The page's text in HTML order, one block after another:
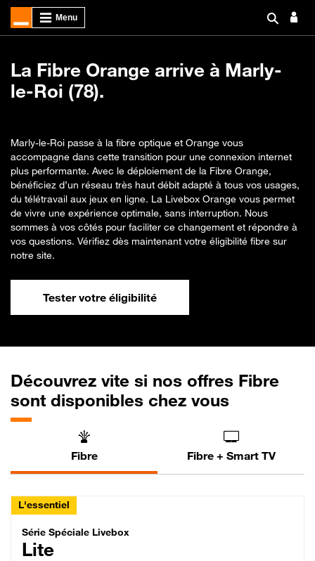
La Fibre Orange arrive à Marly-
le-Roi (78).
Marly-le-Roi passe à la fibre optique et Orange vous
accompagne dans cette transition pour une connexion internet
plus performante. Avec le déploiement de la Fibre Orange,
bénéficiez d’un réseau très haut débit adapté à tous vos usages,
du télétravail aux jeux en ligne. La Livebox Orange vous permet
de vivre une expérience optimale, sans interruption. Nous
sommes à vos côtés pour faciliter ce changement et répondre à
vos questions. Vérifiez dès maintenant votre éligibilité fibre sur
notre site.
Tester votre éligibilité
Découvrez vite si nos offres Fibre
sont disponibles chez vous
Fibre Fibre + Smart TV
L'essentiel
Série Spéciale Livebox Lite Fibre
Série Spéciale Livebox
Lite